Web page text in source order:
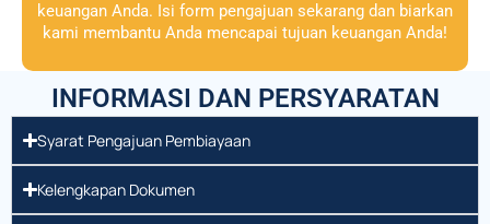
keuangan Anda. Isi form pengajuan sekarang dan biarkan
kami membantu Anda mencapai tujuan keuangan Anda!
INFORMASI DAN PERSYARATAN
Syarat Pengajuan Pembiayaan
Kelengkapan Dokumen